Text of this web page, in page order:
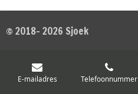
© 2018- 2026 Sjoek
E-mailadres Telefoonnummer